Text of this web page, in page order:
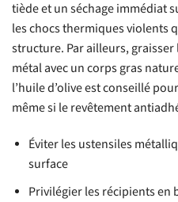
tiède et un séchage immédiat
les chocs thermiques violents
structure. Par ailleurs,
métal avec un corps gras
l’huile d’olive est conseillé
même si le revêtement
Éviter les ustensiles
surface
Privilégier les récipients en